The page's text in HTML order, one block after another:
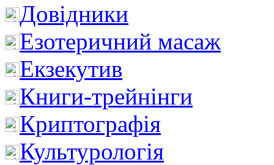
Довідники
Езотеричний масаж
Екзекутив
Книги-трейнінги
Криптографія
Культурологія